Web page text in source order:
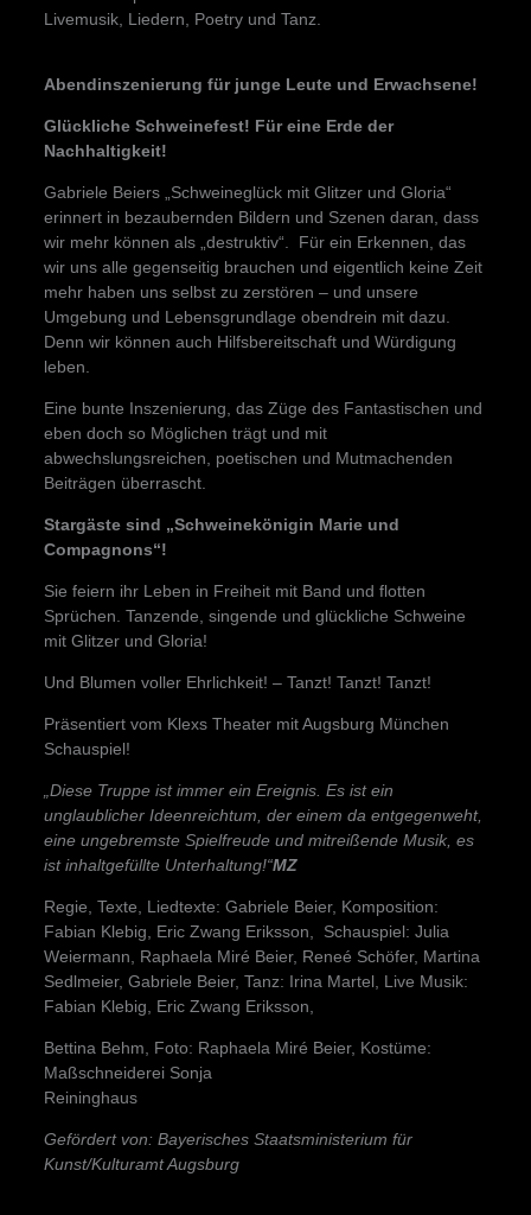
Livemusik, Liedern, Poetry und Tanz.
Abendinszenierung für junge Leute und Erwachsene!
Glückliche Schweinefest! Für eine Erde der
Nachhaltigkeit!
Gabriele Beiers „Schweineglück mit Glitzer und Gloria“
erinnert in bezaubernden Bildern und Szenen daran, dass
wir mehr können als „destruktiv“. Für ein Erkennen, das
wir uns alle gegenseitig brauchen und eigentlich keine Zeit
mehr haben uns selbst zu zerstören – und unsere
Umgebung und Lebensgrundlage obendrein mit dazu.
Denn wir können auch Hilfsbereitschaft und Würdigung
leben.
Eine bunte Inszenierung, das Züge des Fantastischen und
eben doch so Möglichen trägt und mit
abwechslungsreichen, poetischen und Mutmachenden
Beiträgen überrascht.
Stargäste sind „Schweinekönigin Marie und
Compagnons“!
Sie feiern ihr Leben in Freiheit mit Band und flotten
Sprüchen. Tanzende, singende und glückliche Schweine
mit Glitzer und Gloria!
Und Blumen voller Ehrlichkeit! – Tanzt! Tanzt! Tanzt!
Präsentiert vom Klexs Theater mit Augsburg München
Schauspiel!
„Diese Truppe ist immer ein Ereignis. Es ist ein
unglaublicher Ideenreichtum, der einem da entgegenweht,
eine ungebremste Spielfreude und mitreißende Musik, es
ist inhaltgefüllte Unterhaltung!“MZ
Regie, Texte, Liedtexte: Gabriele Beier, Komposition:
Fabian Klebig, Eric Zwang Eriksson, Schauspiel: Julia
Weiermann, Raphaela Miré Beier, Reneé Schöfer, Martina
Sedlmeier, Gabriele Beier, Tanz: Irina Martel, Live Musik:
Fabian Klebig, Eric Zwang Eriksson,
Bettina Behm, Foto: Raphaela Miré Beier, Kostüme:
Maßschneiderei Sonja
Reininghaus
Gefördert von: Bayerisches Staatsministerium für
Kunst/Kulturamt Augsburg